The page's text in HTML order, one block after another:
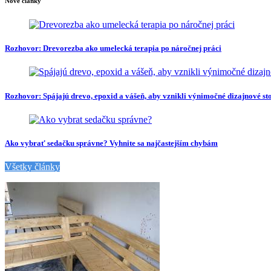
Rozhovor: Drevorezba ako umelecká terapia po náročnej práci
Rozhovor: Spájajú drevo, epoxid a vášeň, aby vznikli výnimočné dizajnové
Ako vybrať sedačku správne? Vyhnite sa najčastejším chybám
Všetky články